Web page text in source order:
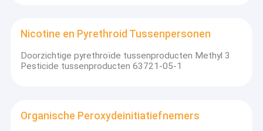
Nicotine en Pyrethroid Tussenpersonen
Doorzichtige pyrethroïde tussenproducten Methyl 3
Pesticide tussenproducten 63721-05-1
Organische Peroxydeinitiatiefnemers